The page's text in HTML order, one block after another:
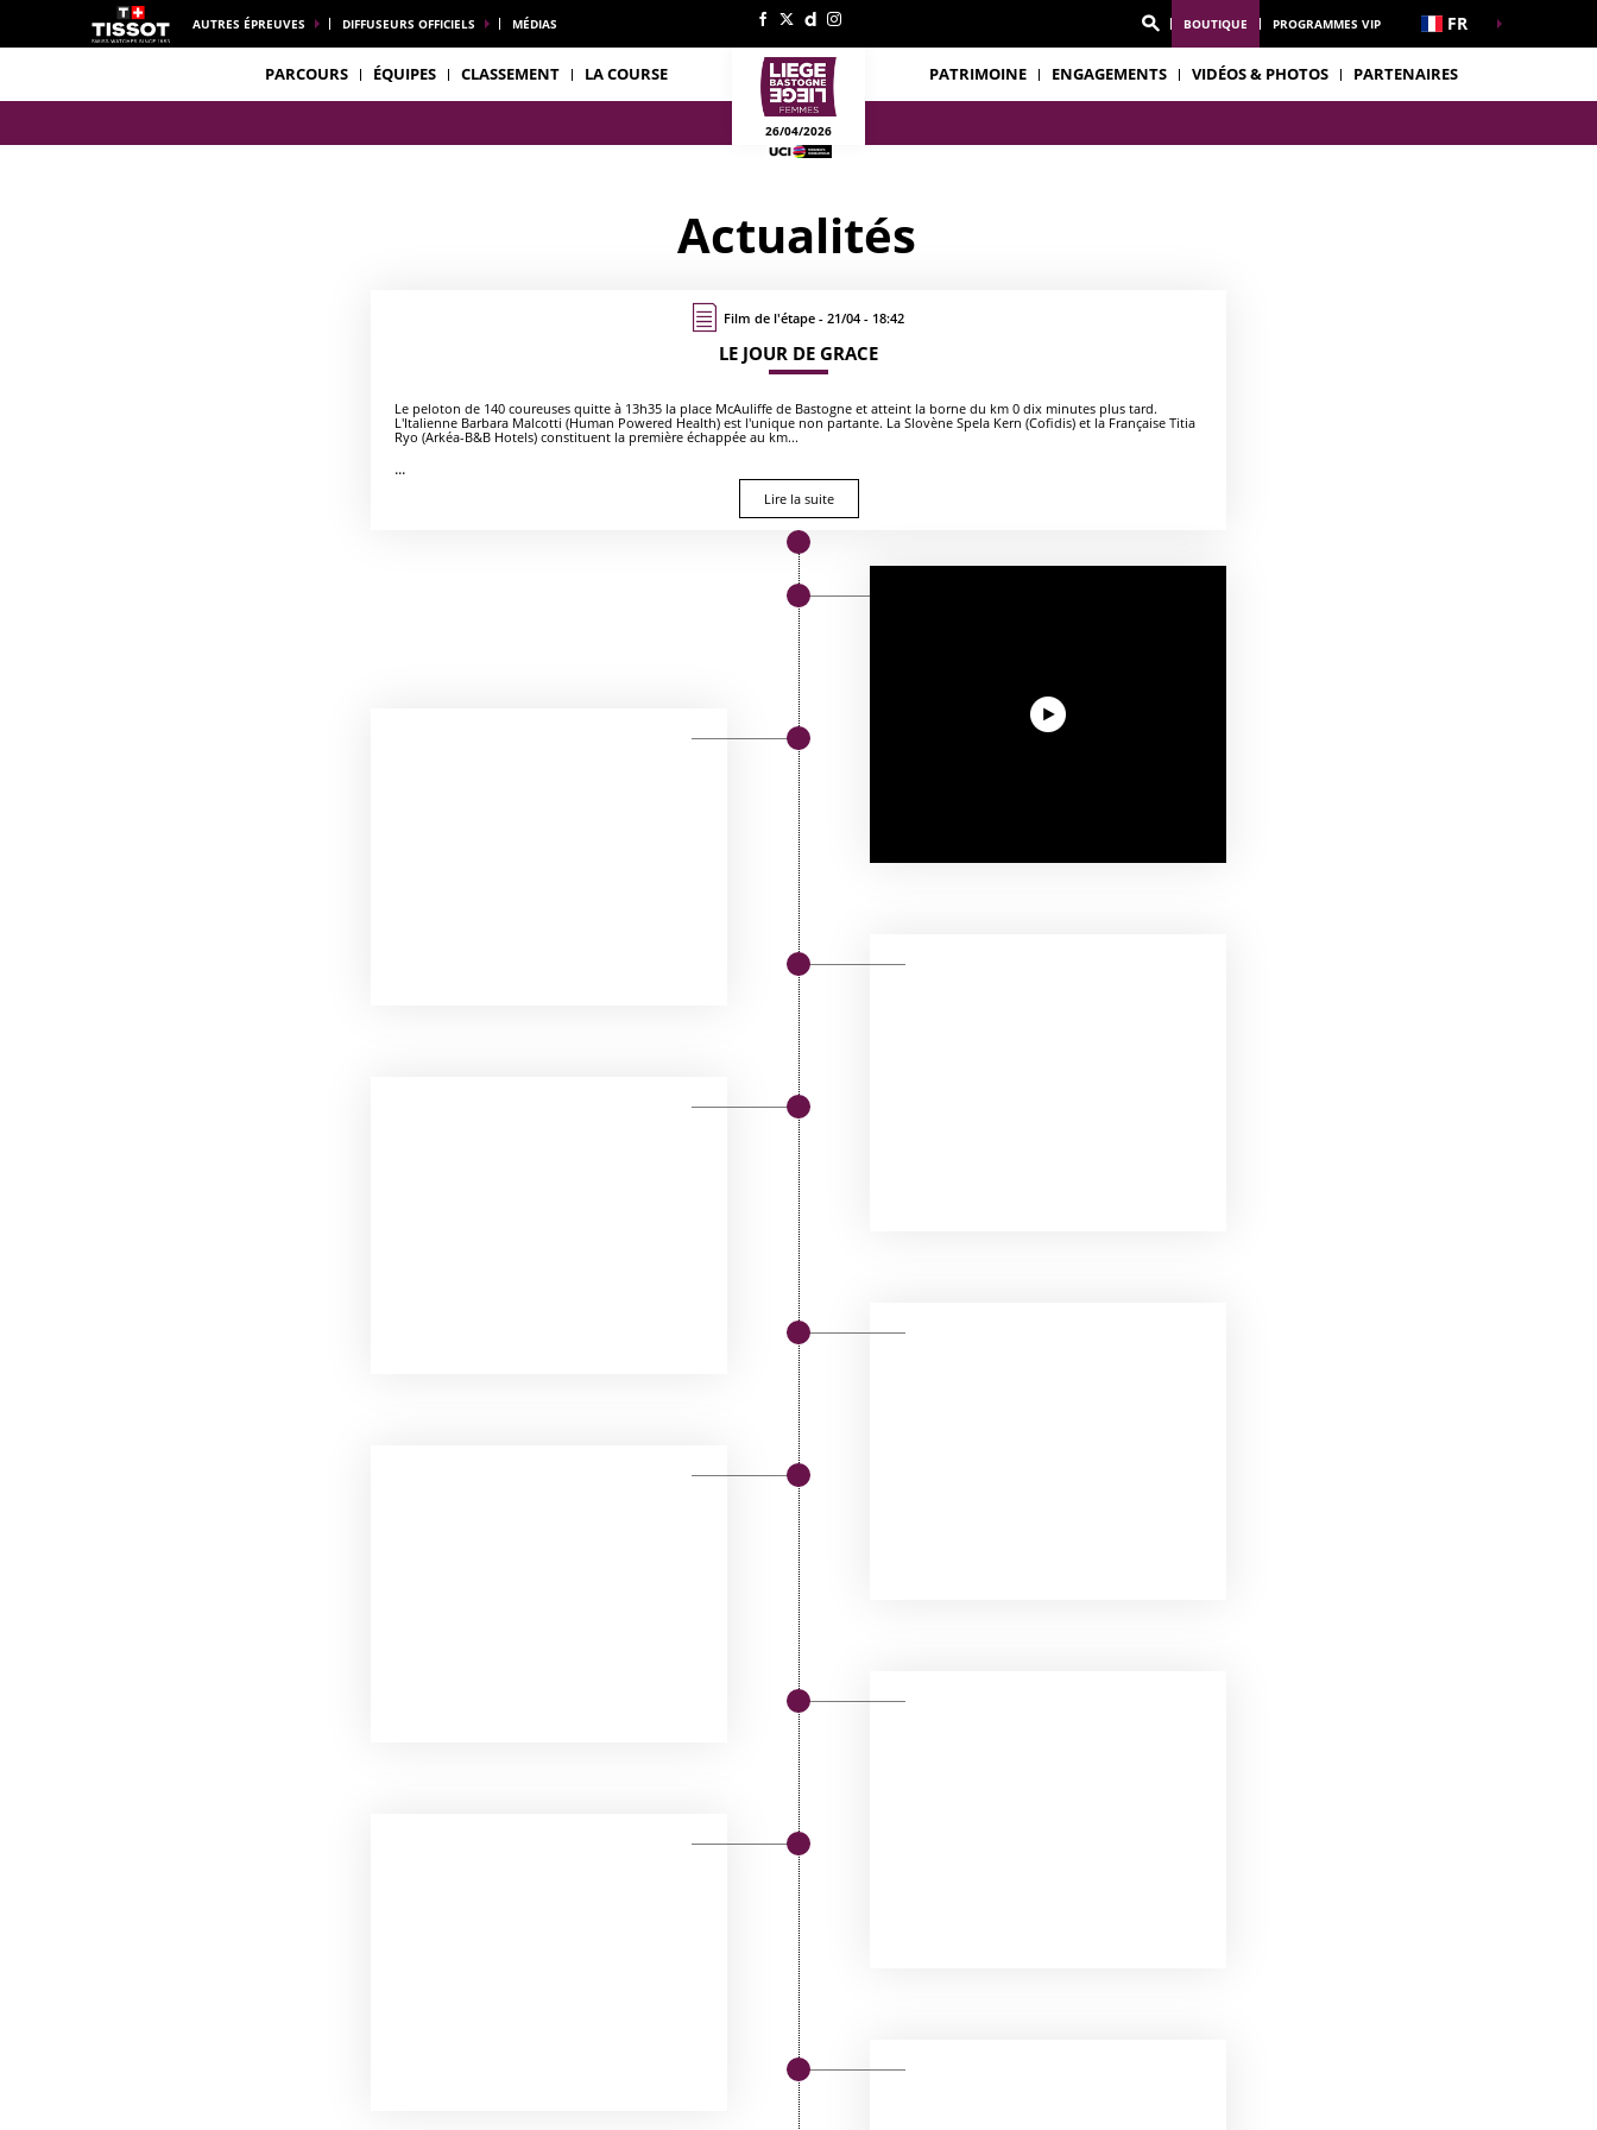
AUTRES ÉPREUVES DIFFUSEURS OFFICIELS MÉDIAS BOUTIQUE PROGRAMMES VIP FR
PARCOURS ÉQUIPES CLASSEMENT LA COURSE
26/04/2026
PATRIMOINE ENGAGEMENTS VIDÉOS & PHOTOS PARTENAIRES
Actualités
Film de l'étape - 21/04 - 18:42
LE JOUR DE GRACE
Le peloton de 140 coureuses quitte à 13h35 la place McAuliffe de Bastogne et atteint la borne du km 0 dix minutes plus tard.
L'Italienne Barbara Malcotti (Human Powered Health) est l'unique non partante. La Slovène Spela Kern (Cofidis) et la Française Titia
Ryo (Arkéa-B&B Hotels) constituent la première échappée au km...
...
Lire la suite